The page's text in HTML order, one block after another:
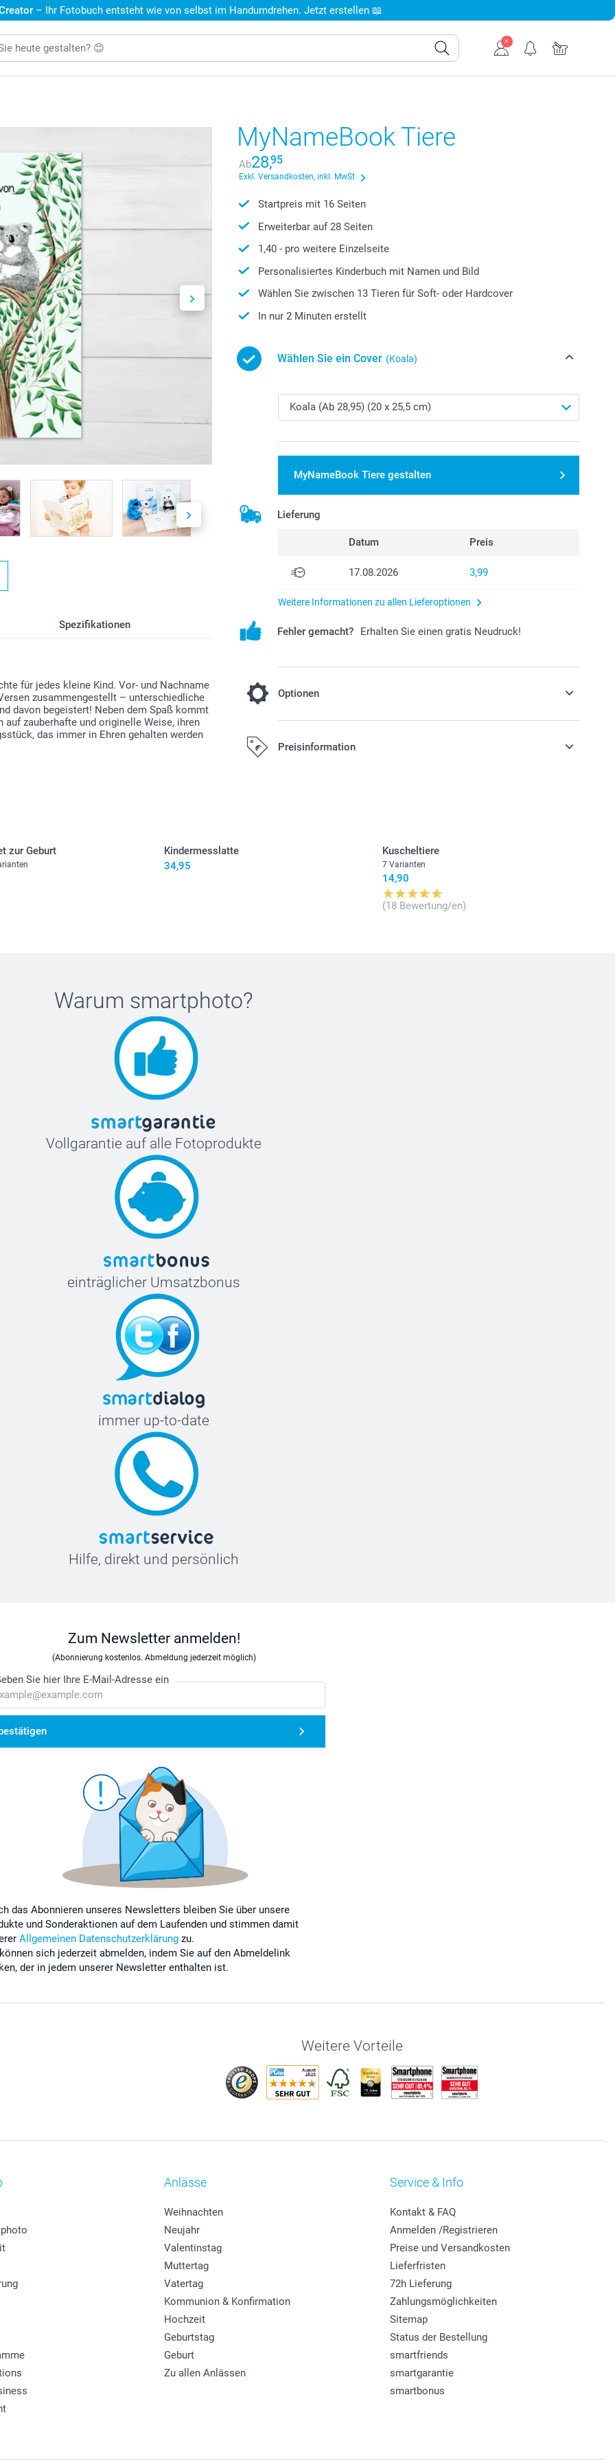
– Ihr Fotobuch entsteht wie von selbst im Handumdrehen. Jetzt erstellen 📖
Spezifikationen
für jedes kleine Kind. Vor- und Nachname
zusammengestellt – unterschiedliche
davon begeistert! Neben dem Spaß kommt
zauberhafte und originelle Weise, ihren
das immer in Ehren gehalten werden
MyNameBook Tiere
Ab28,95
Exkl. Versandkosten, inkl. MwSt
Startpreis mit 16 Seiten
Erweiterbar auf28 Seiten
1,40 - pro weitere Einzelseite
Personalisiertes Kinderbuch mit Namen und Bild
Wählen Sie zwischen 13 Tieren für Soft- oder Hardcover
In nur 2 Minuten erstellt
Wählen Sie ein Cover (Koala)
MyNameBook Tiere gestalten
Lieferung
Datum Preis
17.08.2026 3,99
Weitere Informationen zu allen Lieferoptionen
Fehler gemacht? Erhalten Sie einen gratis Neudruck!
Optionen
Hard Cover für ein langlebiges und persönliches
SouvenirPreisinformation
zur Geburt
Kindermesslatte
34,95
Kuscheltiere
7 Varianten
14,90
(18 Bewertung/en)
Warum smartphoto?
Vollgarantie auf alle Fotoprodukte
einträglicher Umsatzbonus
immer up-to-date
Hilfe, direkt und persönlich
Zum Newsletter anmelden!
(Abonnierung kostenlos. Abmeldung jederzeit möglich)
Sie hier Ihre E-Mail-Adresse ein
das Abonnieren unseres Newsletters bleiben Sie über unsere
und Sonderaktionen auf dem Laufenden und stimmen damit
Allgemeinen Datenschutzerklärung zu.
sich jederzeit abmelden, indem Sie auf den Abmeldelink
der in jedem unserer Newsletter enthalten ist.
Weitere Vorteile
Anlässe
Weihnachten
Neujahr
Valentinstag
Muttertag
Vatertag
Kommunion & Konfirmation
Hochzeit
Geburtstag
Geburt
Zu allen Anlässen
Service & Info
Kontakt & FAQ
Anmelden /Registrieren
Preise und Versandkosten
Lieferfristen
72h Lieferung
Zahlungsmöglichkeiten
Sitemap
Status der Bestellung
smartfriends
smartgarantie
smartbonus